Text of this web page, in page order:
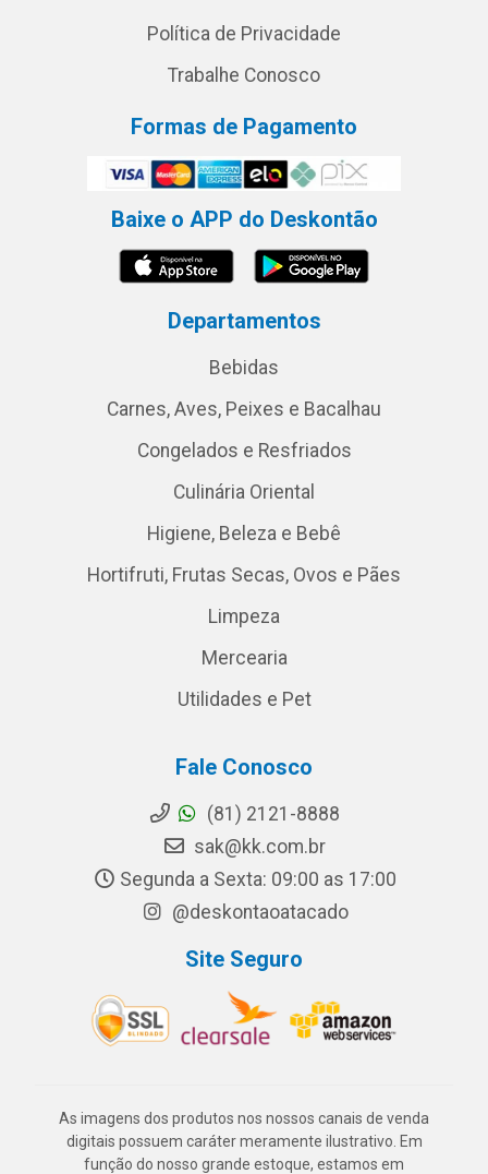
Política de Privacidade
Trabalhe Conosco
Formas de Pagamento
Baixe o APP do Deskontão
Departamentos
Bebidas
Carnes, Aves, Peixes e Bacalhau
Congelados e Resfriados
Culinária Oriental
Higiene, Beleza e Bebê
Hortifruti, Frutas Secas, Ovos e Pães
Limpeza
Mercearia
Utilidades e Pet
Fale Conosco
(81) 2121-8888
sak@kk.com.br
Segunda a Sexta: 09:00 as 17:00
@deskontaoatacado
Site Seguro
As imagens dos produtos nos nossos canais de venda
digitais possuem caráter meramente ilustrativo. Em
função do nosso grande estoque, estamos em